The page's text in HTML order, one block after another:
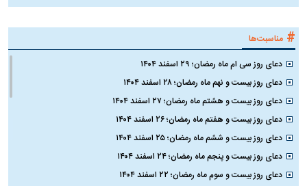
# مناسبت‌ها
دعای روز سی ام ماه رمضان؛ ۲۹ اسفند ۱۴۰۴
دعای روز بیست و نهم ماه رمضان؛ ۲۸ اسفند ۱۴۰۴
دعای روز بیست و هشتم ماه رمضان؛ ۲۷ اسفند ۱۴۰۴
دعای روز بیست و هفتم ماه رمضان؛ ۲۶ اسفند ۱۴۰۴
دعای روز بیست و ششم ماه رمضان؛ ۲۵ اسفند ۱۴۰۴
دعای روز بیست و پنجم ماه رمضان؛ ۲۴ اسفند ۱۴۰۴
دعای روز بیست و سوم ماه رمضان؛ ۲۲ اسفند ۱۴۰۴